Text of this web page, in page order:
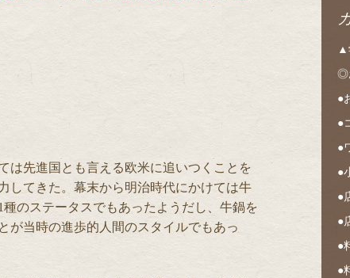
は先進国とも言える欧米に追いつくことを
してきた。幕末から明治時代にかけては牛
のステータスでもあったようだし、牛鍋を
が当時の進歩的人間のスタイルでもあっ
▲
◎
●
●
●
●
●
●
●
●